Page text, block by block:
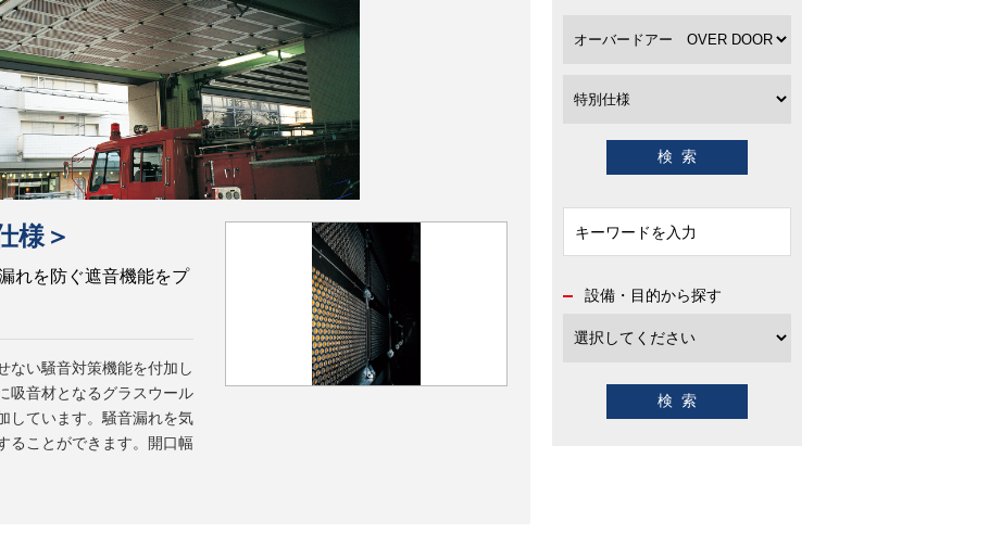
様＞
れを防ぐ遮音機能をプ
ない騒音対策機能を付加し
吸音材となるグラスウール
しています。騒音漏れを気
ることができます。開口幅
設備・目的から探す